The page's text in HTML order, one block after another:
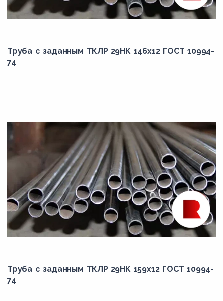
Труба с заданным ТКЛР 29НК 146x12 ГОСТ 10994-
74
Труба с заданным ТКЛР 29НК 159x12 ГОСТ 10994-
74